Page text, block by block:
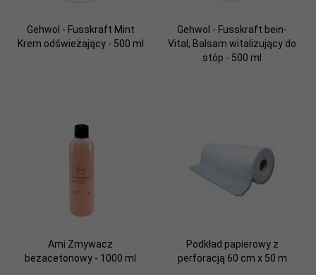
Gehwol - Fusskraft Mint
Krem odświeżający - 500 ml
Gehwol - Fusskraft bein-
Vital, Balsam witalizujący do
stóp - 500 ml
Ami Zmywacz
bezacetonowy - 1000 ml
Podkład papierowy z
perforacją 60 cm x 50 m